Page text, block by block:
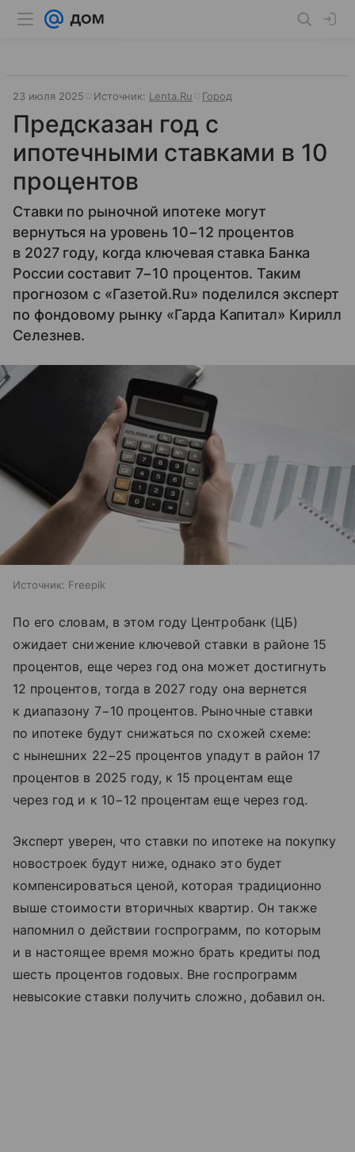
23 июля 2025 Источник: Lenta.Ru Город
Предсказан год с
ипотечными ставками в 10
процентов
Ставки по рыночной ипотеке могут
вернуться на уровень 10−12 процентов
в 2027 году, когда ключевая ставка Банка
России составит 7−10 процентов. Таким
прогнозом с «Газетой.Ru» поделился эксперт
по фондовому рынку «Гарда Капитал» Кирилл
Селезнев.
Источник: Freepik
По его словам, в этом году Центробанк (ЦБ)
ожидает снижение ключевой ставки в районе 15
процентов, еще через год она может достигнуть
12 процентов, тогда в 2027 году она вернется
к диапазону 7−10 процентов. Рыночные ставки
по ипотеке будут снижаться по схожей схеме:
с нынешних 22−25 процентов упадут в район 17
процентов в 2025 году, к 15 процентам еще
через год и к 10−12 процентам еще через год.
Эксперт уверен, что ставки по ипотеке на покупку
новостроек будут ниже, однако это будет
компенсироваться ценой, которая традиционно
выше стоимости вторичных квартир. Он также
напомнил о действии госпрограмм, по которым
и в настоящее время можно брать кредиты под
шесть процентов годовых. Вне госпрограмм
невысокие ставки получить сложно, добавил он.